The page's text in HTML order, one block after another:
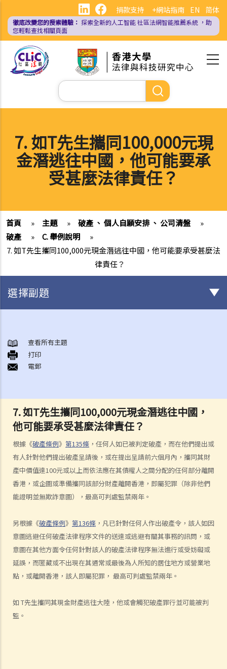
內
EN 简体
捐款支持 +網站指南
徹底改變您的搜索體驗： 探索全新的人工智能社區法網智能推薦系統 ，助
您輕鬆查找相關頁面
Search
7. 如T先生攜同100,000元現
金潛逃往中國，他可能要承
受甚麼法律責任？
首頁 » 主題 » 破產 、 個人自願安排 、 公司清盤
»
破產
» C. 舉例說明
»
7. 如T先生攜同100,000元現金潛逃往中國，他可能要承受甚麼法
律責任？
7. 如T先生攜同100,000元現金潛逃往中國，
他可能要承受甚麼法律責任？
根據《破產條例》 第135條 ，任何人如已被判定破產，而在他們提出或
有人針對他們提出破產呈請後，或在提出呈請前六個月內，攜同其財
產中價值達100元或以上而依法應在其債權人之間分配的任何部分離開
香港，或企圖或準備攜同該部分財產離開香港，即屬犯罪（除非他們
能證明並無欺詐意圖），最高可判處監禁兩年。
另根據《破產條例》 第136條 ，凡已針對任何人作出破產令，該人如因
意圖逃避任何破產法律程序文件的送達或逃避有關其事務的訊問，或
意圖在其他方面令任何針對該人的破產法律程序無法進行或受妨礙或
延誤，而匿藏或不出現在其通常或最後為人所知的居住地方或營業地
點，或離開香港，該人即屬犯罪， 最高可判處監禁兩年。
如 T先生攜同其現金財產逃往大陸，他或會觸犯破產罪行並可能被判
監。
選擇副題
A. 破產訴訟簡介
B. 問與答
1. 破產訴訟是否只可以由債權人提出？（附有提交訴訟文件的程序簡
2. 破產管理署之主要職責是甚麼？
3.我可否於破產管理署找到某人之破產紀錄？
4. 破產會帶來甚麼後果？
5. 破產人是否需要交出所有收入予受託人？
6. 在破產令頒布後，破產人必須履行甚麼義務或工作？他們亦須避免進
行甚麼活動？
7. 當法庭頒布破產令後，債權人可採取甚麼行動？
8. 出售破產人資產後的償付順序是如何？
10. 破產人於何時才能獲法庭解除破產令？當破產令解除後，破產人是
否仍需要償還債項？
11. 破產訴訟可牽涉到甚麼刑事罪行？
C. 舉例說明
2.如法定要求償債書不能送交到T先生手上，又或他蓄意逃避接收此償債
書，ABC銀行可採取甚麼行動？
查看所有主題
打印
電郵